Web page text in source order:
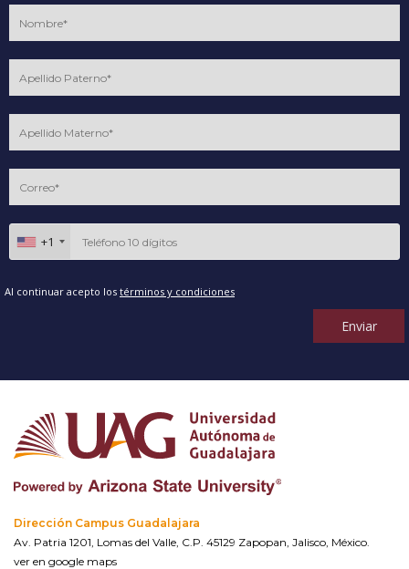
+1
Al continuar acepto los términos y condiciones
Enviar
Dirección Campus Guadalajara
Av. Patria 1201, Lomas del Valle, C.P. 45129 Zapopan, Jalisco, México.
ver en google maps